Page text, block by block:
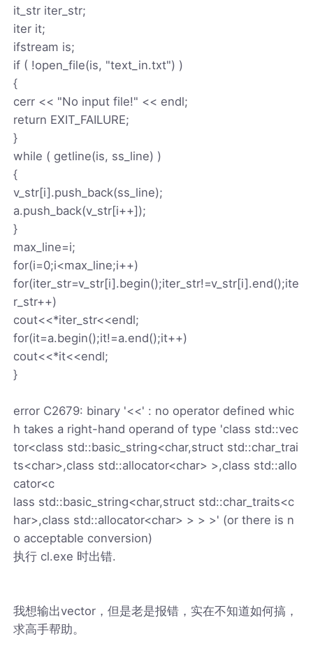
it_str iter_str;
iter it;
ifstream is;
if ( !open_file(is, "text_in.txt") )
{
cerr << "No input file!" << endl;
return EXIT_FAILURE;
}
while ( getline(is, ss_line) )
{
v_str[i].push_back(ss_line);
a.push_back(v_str[i++]);
}
max_line=i;
for(i=0;i<max_line;i++)
for(iter_str=v_str[i].begin();iter_str!=v_str[i].end();ite
r_str++)
cout<<*iter_str<<endl;
for(it=a.begin();it!=a.end();it++)
cout<<*it<<endl;
}
error C2679: binary '<<' : no operator defined whic
h takes a right-hand operand of type 'class std::vec
tor<class std::basic_string<char,struct std::char_trai
ts<char>,class std::allocator<char> >,class std::allo
cator<c
lass std::basic_string<char,struct std::char_traits<c
har>,class std::allocator<char> > > >' (or there is n
o acceptable conversion)
执行 cl.exe 时出错.
我想输出vector，但是老是报错，实在不知道如何搞，
求高手帮助。